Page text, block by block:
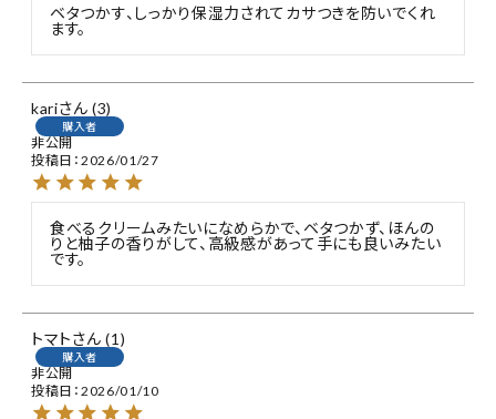
ベタつかす、しっかり保湿力されてカサつきを防いでくれ
ます。
kari 3
購入者
非公開
投稿日 2026/01/27
食べるクリームみたいになめらかで、ベタつかず、ほんの
りと柚子の香りがして、高級感があって手にも良いみたい
です。
トマト 1
購入者
非公開
投稿日 2026/01/10